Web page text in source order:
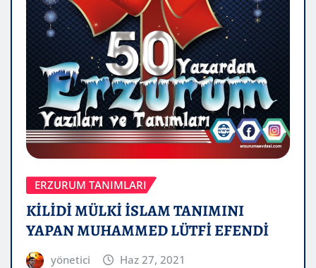
ERZURUM TANIMLARI
KİLİDİ MÜLKİ İSLAM TANIMINI
YAPAN MUHAMMED LÜTFİ EFENDİ
yönetici Haz 27, 2021